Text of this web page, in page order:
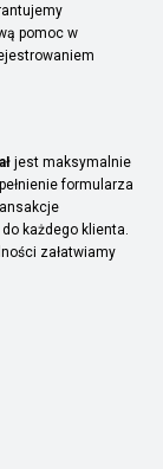
pomoc w
jest maksymalnie
formularza
każdego klienta.
załatwiamy